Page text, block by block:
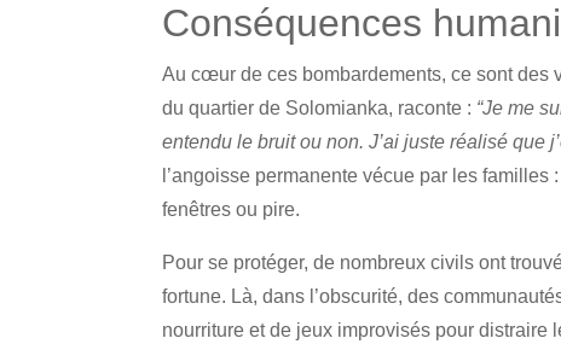
Conséquences
Au cœur de ces bombardements, ce sont des
du quartier de Solomianka, raconte : “Je me
entendu le bruit ou non. J’ai juste réalisé que
l’angoisse permanente vécue par les
fenêtres ou pire.
Pour se protéger, de nombreux civils ont
fortune. Là, dans l’obscurité, des
nourriture et de jeux improvisés pour